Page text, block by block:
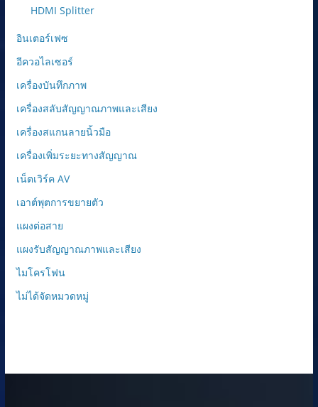
HDMI Splitter
อินเตอร์เฟซ
อีควอไลเซอร์
เครื่องบันทึกภาพ
เครื่องสลับสัญญาณภาพและเสียง
เครื่องสแกนลายนิ้วมือ
เครื่องเพิ่มระยะทางสัญญาณ
เน็ตเวิร์ค AV
เอาต์พุตการขยายตัว
แผงต่อสาย
แผงรับสัญญาณภาพและเสียง
ไมโครโฟน
ไม่ได้จัดหมวดหมู่